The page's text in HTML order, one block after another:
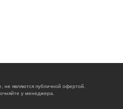
не являются публичной офертой.
у менеджера.